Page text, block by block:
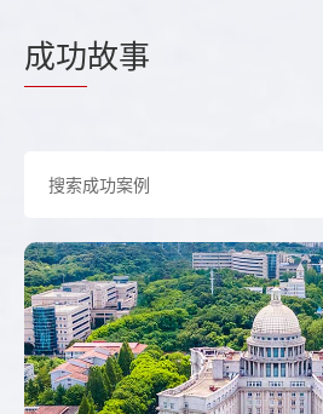
成功故事
搜索成功案例